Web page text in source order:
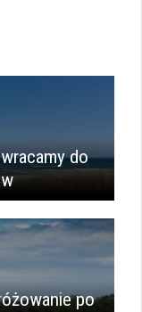
do
po